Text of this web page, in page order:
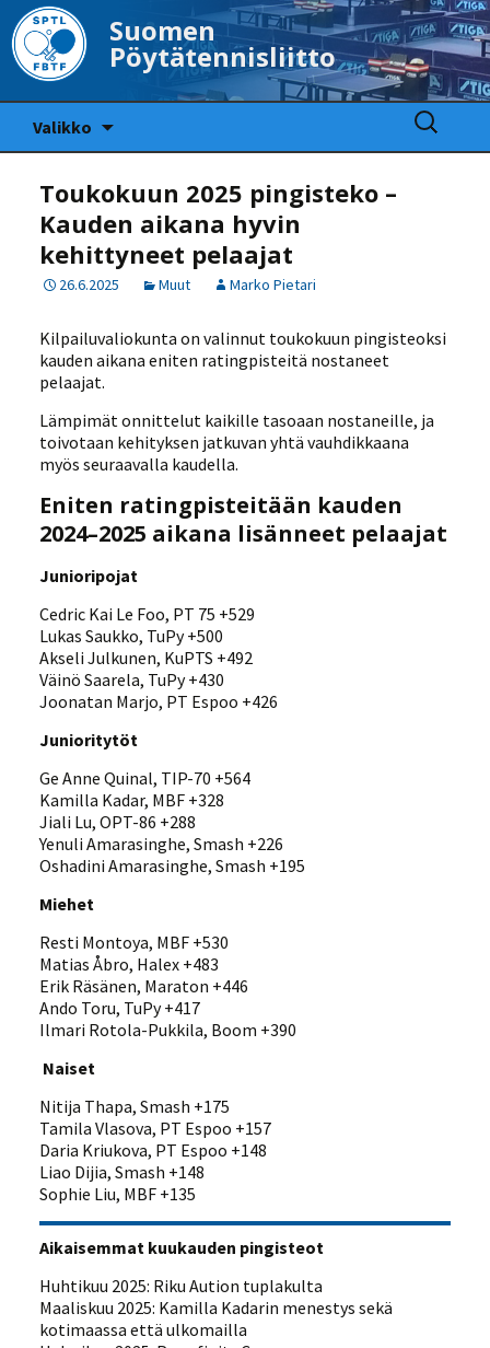
Suomen
Pöytätennisliitto
Valikko
Haku:
Toukokuun 2025 pingisteko –
Kauden aikana hyvin
kehittyneet pelaajat
26.6.2025 Muut Marko Pietari
Kilpailuvaliokunta on valinnut toukokuun pingisteoksi
kauden aikana eniten ratingpisteitä nostaneet
pelaajat.
Lämpimät onnittelut kaikille tasoaan nostaneille, ja
toivotaan kehityksen jatkuvan yhtä vauhdikkaana
myös seuraavalla kaudella.
Eniten ratingpisteitään kauden
2024–2025 aikana lisänneet pelaajat
Junioripojat
Cedric Kai Le Foo, PT 75 +529
Lukas Saukko, TuPy +500
Akseli Julkunen, KuPTS +492
Väinö Saarela, TuPy +430
Joonatan Marjo, PT Espoo +426
Junioritytöt
Ge Anne Quinal, TIP-70 +564
Kamilla Kadar, MBF +328
Jiali Lu, OPT-86 +288
Yenuli Amarasinghe, Smash +226
Oshadini Amarasinghe, Smash +195
Miehet
Resti Montoya, MBF +530
Matias Åbro, Halex +483
Erik Räsänen, Maraton +446
Ando Toru, TuPy +417
Ilmari Rotola-Pukkila, Boom +390
Naiset
Nitija Thapa, Smash +175
Tamila Vlasova, PT Espoo +157
Daria Kriukova, PT Espoo +148
Liao Dijia, Smash +148
Sophie Liu, MBF +135
Aikaisemmat kuukauden pingisteot
Huhtikuu 2025: Riku Aution tuplakulta
Maaliskuu 2025: Kamilla Kadarin menestys sekä
kotimaassa että ulkomailla